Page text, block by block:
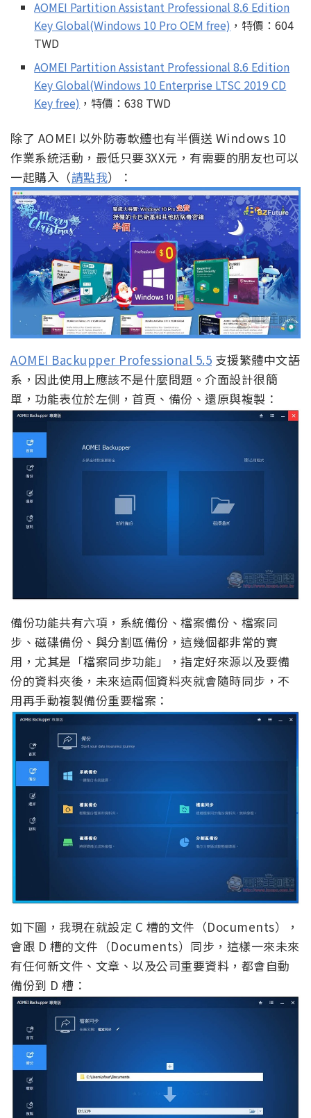
AOMEI Partition Assistant Professional 8.6 Edition
Key Global(Windows 10 Pro OEM free) ，特價：604
TWD
AOMEI Partition Assistant Professional 8.6 Edition
Key Global(Windows 10 Enterprise LTSC 2019 CD
Key free) ，特價：638 TWD
除了 AOMEI 以外防毒軟體也有半價送 Windows 10
作業系統活動，最低只要3XX元，有需要的朋友也可以
一起購入（請點我）：
AOMEI Backupper Professional 5.5 支援繁體中文語
系，因此使用上應該不是什麼問題。介面設計很簡
單，功能表位於左側，首頁、備份、還原與複製：
備份功能共有六項，系統備份、檔案備份、檔案同
步、磁碟備份、與分割區備份，這幾個都非常的實
用，尤其是「檔案同步功能」，指定好來源以及要備
份的資料夾後，未來這兩個資料夾就會隨時同步，不
用再手動複製備份重要檔案：
如下圖，我現在就設定 C 槽的文件（Documents），
會跟 D 槽的文件（Documents）同步，這樣一來未來
有任何新文件、文章、以及公司重要資料，都會自動
備份到 D 槽：